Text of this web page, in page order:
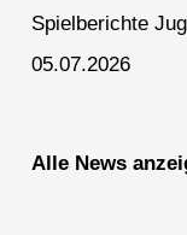
Spielberichte
05.07.2026
Alle News